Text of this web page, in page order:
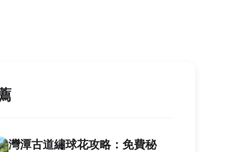
灣潭古道繡球花攻略：免費秘